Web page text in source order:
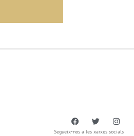
Segueix-nos a les xarxes socials